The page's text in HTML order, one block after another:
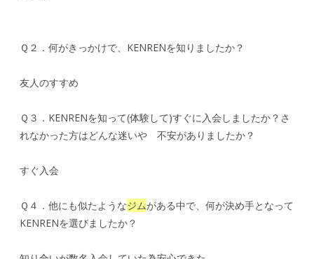
Ｑ２．何がきっかけで、KENRENを知りましたか？
友人のすすめ
Ｑ３．KENRENを知って(体験して)すぐに入会しましたか？さ
れなかった方はどんな迷いや 不安がありましたか？
すぐ入会
Ｑ４．他にも似たようなジムがある中で、何が決め手となって
KENRENを選びましたか？